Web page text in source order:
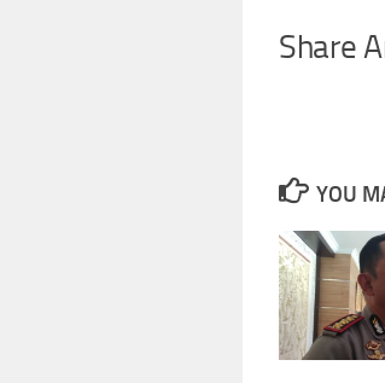
Share
YOU